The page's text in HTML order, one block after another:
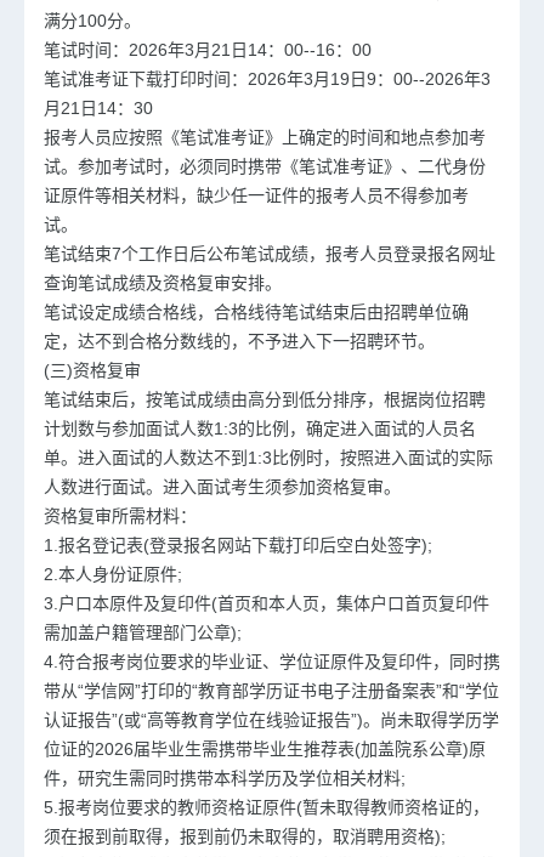
满分100分。
笔试时间：2026年3月21日14：00--16：00
笔试准考证下载打印时间：2026年3月19日9：00--2026年3
月21日14：30
报考人员应按照《笔试准考证》上确定的时间和地点参加考
试。参加考试时，必须同时携带《笔试准考证》、二代身份
证原件等相关材料，缺少任一证件的报考人员不得参加考
试。
笔试结束7个工作日后公布笔试成绩，报考人员登录报名网址
查询笔试成绩及资格复审安排。
笔试设定成绩合格线，合格线待笔试结束后由招聘单位确
定，达不到合格分数线的，不予进入下一招聘环节。
(三)资格复审
笔试结束后，按笔试成绩由高分到低分排序，根据岗位招聘
计划数与参加面试人数1:3的比例，确定进入面试的人员名
单。进入面试的人数达不到1:3比例时，按照进入面试的实际
人数进行面试。进入面试考生须参加资格复审。
资格复审所需材料：
1.报名登记表(登录报名网站下载打印后空白处签字);
2.本人身份证原件;
3.户口本原件及复印件(首页和本人页，集体户口首页复印件
需加盖户籍管理部门公章);
4.符合报考岗位要求的毕业证、学位证原件及复印件，同时携
带从“学信网”打印的“教育部学历证书电子注册备案表”和“学位
认证报告”(或“高等教育学位在线验证报告”)。尚未取得学历学
位证的2026届毕业生需携带毕业生推荐表(加盖院系公章)原
件，研究生需同时携带本科学历及学位相关材料;
5.报考岗位要求的教师资格证原件(暂未取得教师资格证的，
须在报到前取得，报到前仍未取得的，取消聘用资格);